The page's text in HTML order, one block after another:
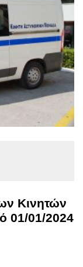
Κινητών
01/01/2024